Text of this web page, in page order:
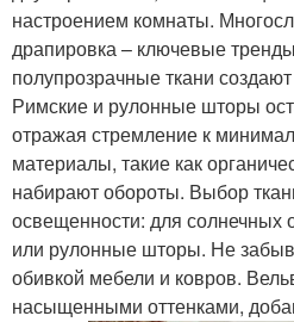
настроением комнаты.
драпировка – ключевые
полупрозрачные ткани
Римские и рулонные шторы
отражая стремление к
материалы, такие как
набирают обороты. Выбор
освещенности: для солнечных
или рулонные шторы. Не
обивкой мебели и ковров.
насыщенными оттенками,